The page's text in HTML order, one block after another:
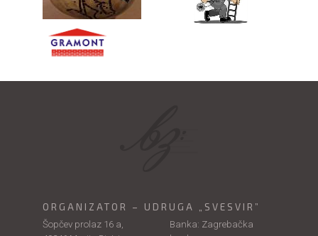
ORGANIZATOR – UDRUGA „SVESVIR”
Šopčev prolaz 16 a,
Banka: Zagrebačka